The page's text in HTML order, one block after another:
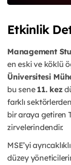
Etkinlik
Management
en eski ve köklü
Üniversitesi
bu sene 11. kez
farklı
bir araya getiren
zirvelerindendir.
MSE’yi
düzey